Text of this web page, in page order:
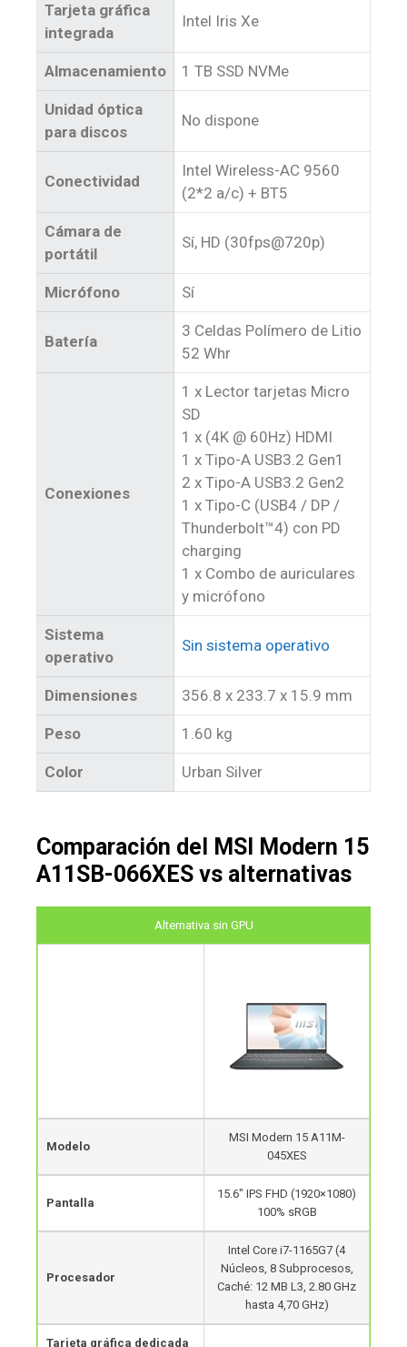
Tarjeta gráfica
integrada
Intel Iris Xe
Almacenamiento 1 TB SSD NVMe
Unidad óptica
para discos
No dispone
Conectividad
Intel Wireless-AC 9560
(2*2 a/c) + BT5
Cámara de
portátil
Sí, HD (30fps@720p)
Micrófono Sí
Batería
3 Celdas Polímero de Litio
52 Whr
Conexiones
1 x Lector tarjetas Micro
SD
1 x (4K @ 60Hz) HDMI
1 x Tipo-A USB3.2 Gen1
2 x Tipo-A USB3.2 Gen2
1 x Tipo-C (USB4 / DP /
Thunderbolt™4) con PD
charging
1 x Combo de auriculares
y micrófono
Sistema
operativo
Sin sistema operativo
Dimensiones 356.8 x 233.7 x 15.9 mm
Peso 1.60 kg
Color Urban Silver
Comparación del MSI Modern 15
A11SB-066XES vs alternativas
Alternativa sin GPU
Modelo
MSI Modern 15 A11M-
045XES
Pantalla
15.6″ IPS FHD (1920×1080)
100% sRGB
Procesador
Intel Core i7-1165G7 (4
Núcleos, 8 Subprocesos,
Caché: 12 MB L3, 2.80 GHz
hasta 4,70 GHz)
Tarjeta gráfica dedicada